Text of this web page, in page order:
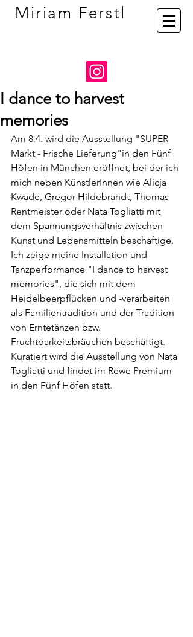
Miriam Ferstl
I dance to harvest
memories
Am 8.4. wird die Ausstellung "SUPER
Markt - Frische Lieferung"in den Fünf
Höfen in München eröffnet, bei der ich
mich neben KünstlerInnen wie Alicja
Kwade, Gregor Hildebrandt, Thomas
Rentmeister oder Nata Togliatti mit
dem Spannungsverhältnis zwischen
Kunst und Lebensmitteln beschäftige.
Ich zeige meine Installation und
Tanzperformance "I dance to harvest
memories", die sich mit dem
Heidelbeerpflücken und -verarbeiten
als Familientradition und der Tradition
von Erntetänzen bzw.
Fruchtbarkeitsbräuchen beschäftigt.
Kuratiert wird die Ausstellung von Nata
Togliatti und findet im Rewe Premium
in den Fünf Höfen statt.